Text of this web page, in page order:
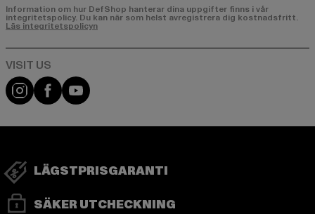
Information om hur DefShop hanterar dina uppgifter finns i vår
integritetspolicy. Du kan när som helst avregistrera dig kostnadsfritt.
Läs integritetspolicyn
Visit our Instagram page:
Visit our Facebook page:
Visit our YouTube channel:
LÄGSTPRISGARANTI
SÄKER UTCHECKNING